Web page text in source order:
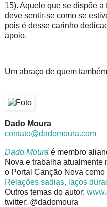
15). Aquele que se dispõe
deve sentir-se como se
pois é desse carinho
apoio.
Um abraço de quem
Dado Moura
contato@dadomoura.com
Dado Moura é membro
Nova e trabalha atualmente
o Portal Canção Nova
Relações sadias, laços
Outros temas do autor:
twitter: @dadomoura